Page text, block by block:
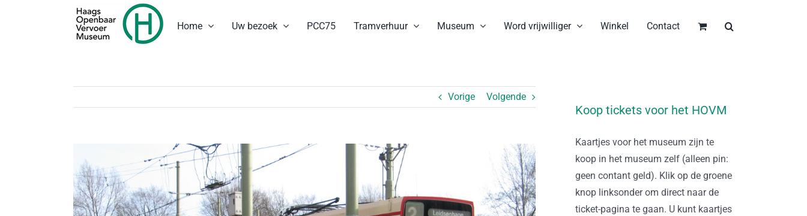
Home Uw bezoek PCC75 Tramverhuur Museum Word vrijwilliger Winkel Contact
Vorige Volgende
grotere
afbeelding
Koop tickets voor het HOVM
Kaartjes voor het museum zijn te
koop in het museum zelf (alleen pin:
geen contant geld). Klik op de groene
knop linksonder om direct naar de
ticket-pagina te gaan. U kunt kaartjes